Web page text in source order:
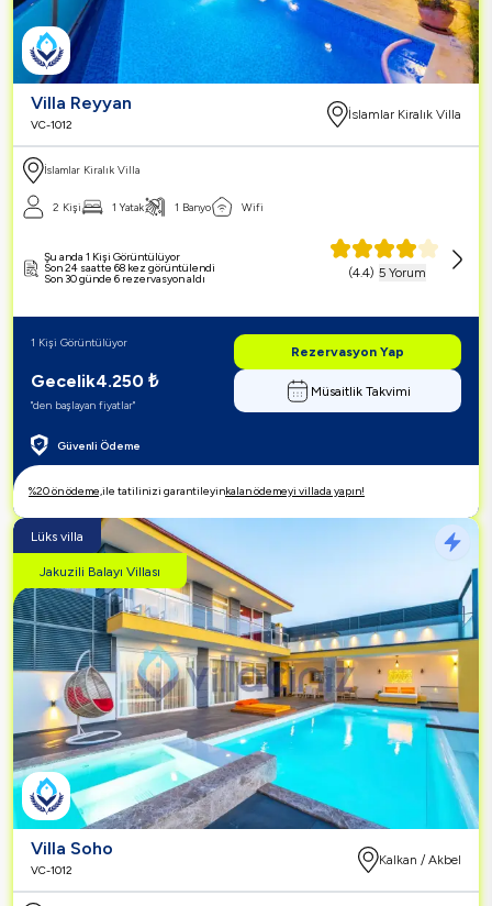
Villa Reyyan
VC-1012
İslamlar Kiralık Villa
İslamlar Kiralık Villa
2 Kişi 1 Yatak 1 Banyo Wifi
(4.4) 5 Yorum
Şu anda 1 Kişi Görüntülüyor
Son 24 saatte 68 kez görüntülendi
Son 30 günde 6 rezervasyon aldı
Güvenli Ödeme
Gecelik4.250 ₺
"den başlayan fiyatlar"
1 Kişi Görüntülüyor
Rezervasyon Yap
Müsaitlik Takvimi
%20 ön ödeme,ile tatilinizi garantileyinkalan ödemeyi villada yapın!
Lüks villa
Jakuzili Balayı Villası
Villa Soho
VC-1012
Kalkan / Akbel